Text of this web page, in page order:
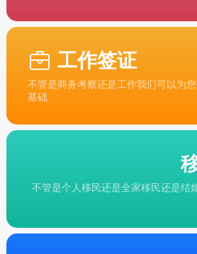
工作签证
不管是商务考察还是工作我们可以为
基础
不管是个人移民还是全家移民还是结